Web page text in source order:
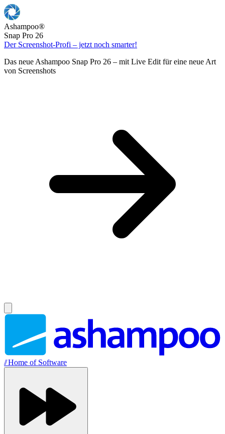
Ashampoo®
Snap Pro 26
Der Screenshot-Profi – jetzt noch smarter!
Das neue Ashampoo Snap Pro 26 – mit Live Edit für eine neue Art
von Screenshots
//Home of Software